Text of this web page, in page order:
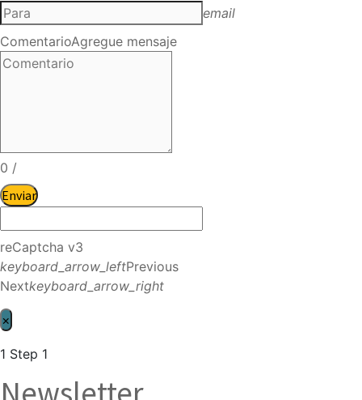
email
ComentarioAgregue mensaje
0 /
Enviar
reCaptcha v3
keyboard_arrow_leftPrevious
Nextkeyboard_arrow_right
×
1 Step 1